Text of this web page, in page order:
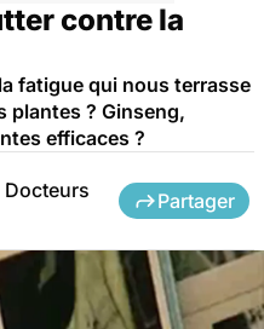
contre la
fatigue qui nous terrasse
plantes ? Ginseng,
efficaces ?
Partager